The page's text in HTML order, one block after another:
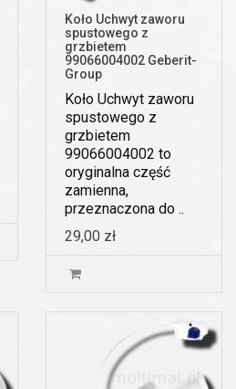
Koło Uchwyt zaworu
spustowego z
grzbietem
99066004002 Geberit-
Group
Koło Uchwyt zaworu
spustowego z
grzbietem
99066004002 to
oryginalna część
zamienna,
przeznaczona do ..
29,00 zł